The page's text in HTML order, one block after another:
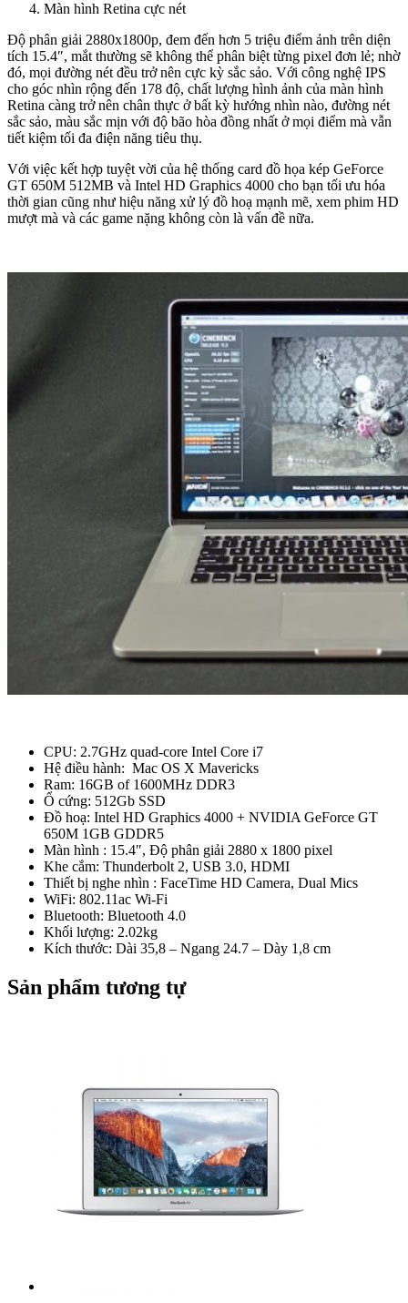
Màn hình Retina cực nét
Độ phân giải 2880x1800p, đem đến hơn 5 triệu điểm ảnh trên diện
tích 15.4″, mắt thường sẽ không thể phân biệt từng pixel đơn lẻ; nhờ
đó, mọi đường nét đều trở nên cực kỳ sắc sảo. Với công nghệ IPS
cho góc nhìn rộng đến 178 độ, chất lượng hình ảnh của màn hình
Retina càng trở nên chân thực ở bất kỳ hướng nhìn nào, đường nét
sắc sảo, màu sắc mịn với độ bão hòa đồng nhất ở mọi điểm mà vẫn
tiết kiệm tối đa điện năng tiêu thụ.
Với việc kết hợp tuyệt vời của hệ thống card đồ họa kép GeForce
GT 650M 512MB và Intel HD Graphics 4000 cho bạn tối ưu hóa
thời gian cũng như hiệu năng xử lý đồ hoạ mạnh mẽ, xem phim HD
mượt mà và các game nặng không còn là vấn đề nữa.
CPU: 2.7GHz quad-core Intel Core i7
Hệ điều hành: Mac OS X Mavericks
Ram: 16GB of 1600MHz DDR3
Ổ cứng: 512Gb SSD
Đồ hoạ: Intel HD Graphics 4000 + NVIDIA GeForce GT
650M 1GB GDDR5
Màn hình : 15.4″, Độ phân giải 2880 x 1800 pixel
Khe cắm: Thunderbolt 2, USB 3.0, HDMI
Thiết bị nghe nhìn : FaceTime HD Camera, Dual Mics
WiFi: 802.11ac Wi-Fi
Bluetooth: Bluetooth 4.0
Khối lượng: 2.02kg
Kích thước: Dài 35,8 – Ngang 24.7 – Dày 1,8 cm
Sản phẩm tương tự